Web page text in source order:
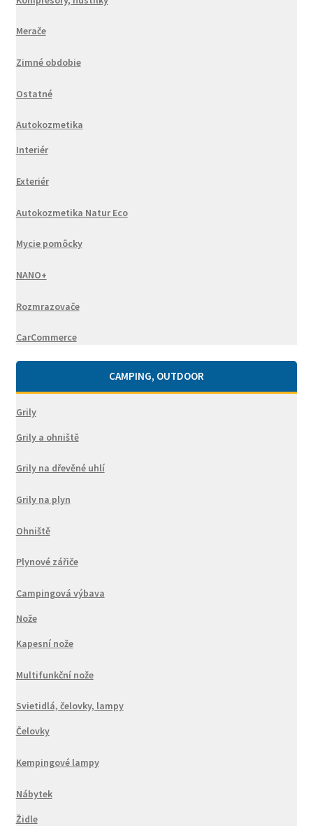
Merače
Zimné obdobie
Ostatné
Autokozmetika
Interiér
Exteriér
Autokozmetika Natur Eco
Mycie pomôcky
NANO+
Rozmrazovače
CarCommerce
CAMPING, OUTDOOR
Grily
Grily a ohniště
Grily na dřevěné uhlí
Grily na plyn
Ohniště
Plynové zářiče
Campingová výbava
Nože
Kapesní nože
Multifunkční nože
Svietidlá, čelovky, lampy
Čelovky
Kempingové lampy
Nábytek
Židle